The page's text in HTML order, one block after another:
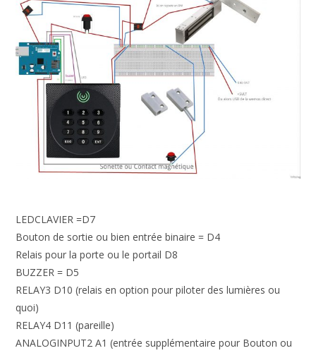
LEDCLAVIER =D7
Bouton de sortie ou bien entrée binaire = D4
Relais pour la porte ou le portail D8
BUZZER = D5
RELAY3 D10 (relais en option pour piloter des lumières ou
quoi)
RELAY4 D11 (pareille)
ANALOGINPUT2 A1 (entrée supplémentaire pour Bouton ou